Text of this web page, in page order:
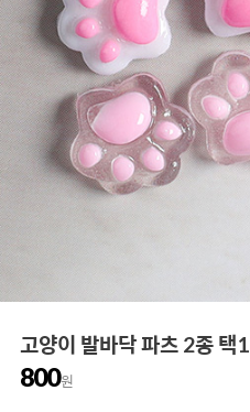
고양이 발바닥 파츠 2종 택1
800원